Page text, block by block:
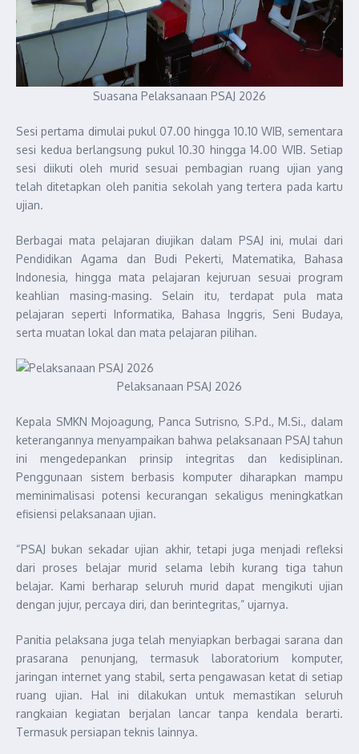
Suasana Pelaksanaan PSAJ 2026
Sesi pertama dimulai pukul 07.00 hingga 10.10 WIB, sementara
sesi kedua berlangsung pukul 10.30 hingga 14.00 WIB. Setiap
sesi diikuti oleh murid sesuai pembagian ruang ujian yang
telah ditetapkan oleh panitia sekolah yang tertera pada kartu
ujian.
Berbagai mata pelajaran diujikan dalam PSAJ ini, mulai dari
Pendidikan Agama dan Budi Pekerti, Matematika, Bahasa
Indonesia, hingga mata pelajaran kejuruan sesuai program
keahlian masing-masing. Selain itu, terdapat pula mata
pelajaran seperti Informatika, Bahasa Inggris, Seni Budaya,
serta muatan lokal dan mata pelajaran pilihan.
Pelaksanaan PSAJ 2026
Kepala SMKN Mojoagung, Panca Sutrisno, S.Pd., M.Si., dalam
keterangannya menyampaikan bahwa pelaksanaan PSAJ tahun
ini mengedepankan prinsip integritas dan kedisiplinan.
Penggunaan sistem berbasis komputer diharapkan mampu
meminimalisasi potensi kecurangan sekaligus meningkatkan
efisiensi pelaksanaan ujian.
“PSAJ bukan sekadar ujian akhir, tetapi juga menjadi refleksi
dari proses belajar murid selama lebih kurang tiga tahun
belajar. Kami berharap seluruh murid dapat mengikuti ujian
dengan jujur, percaya diri, dan berintegritas,” ujarnya.
Panitia pelaksana juga telah menyiapkan berbagai sarana dan
prasarana penunjang, termasuk laboratorium komputer,
jaringan internet yang stabil, serta pengawasan ketat di setiap
ruang ujian. Hal ini dilakukan untuk memastikan seluruh
rangkaian kegiatan berjalan lancar tanpa kendala berarti.
Termasuk persiapan teknis lainnya.